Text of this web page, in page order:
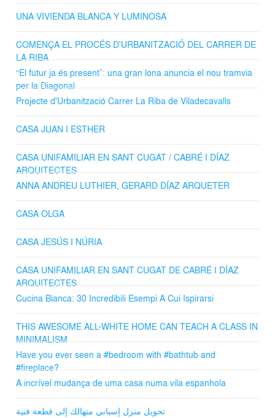
UNA VIVIENDA BLANCA Y LUMINOSA
COMENÇA EL PROCÉS D'URBANITZACIÓ DEL CARRER DE
LA RIBA
“El futur ja és present”: una gran lona anuncia el nou tramvia
per la Diagonal
Projecte d'Urbanització Carrer La Riba de Viladecavalls
CASA JUAN I ESTHER
CASA UNIFAMILIAR EN SANT CUGAT / CABRÉ I DÍAZ
ARQUITECTES
ANNA ANDREU LUTHIER, GERARD DÍAZ ARQUETER
CASA OLGA
CASA JESÚS I NÚRIA
CASA UNIFAMILIAR EN SANT CUGAT DE CABRÉ I DÍAZ
ARQUITECTES
Cucina Bianca: 30 Incredibili Esempi A Cui Ispirarsi
THIS AWESOME ALL-WHITE HOME CAN TEACH A CLASS IN
MINIMALISM
Have you ever seen a #bedroom with #bathtub and
#fireplace?
A incrível mudança de uma casa numa vila espanhola
تحويل منزل إسباني متهالك إلى قطعة فنية